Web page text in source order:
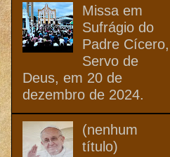
Missa em
Sufrágio do
Padre Cícero,
Servo de
Deus, em 20 de
dezembro de 2024.
(nenhum
título)